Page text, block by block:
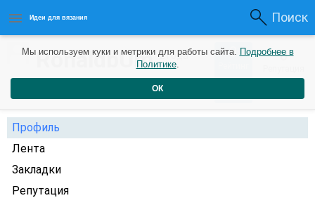
Идеи для вязания Поиск
RonaldbUm2 года 0 0
Профиль
Лента
Закладки
Репутация
Мы используем куки и метрики для работы сайта. Подробнее в
Политике.
ОК